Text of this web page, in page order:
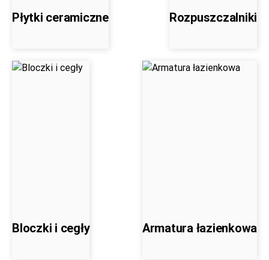
Płytki ceramiczne Rozpuszczalniki
Bloczki i cegły Armatura łazienkowa